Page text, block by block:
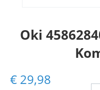
Oki
€ 29,98